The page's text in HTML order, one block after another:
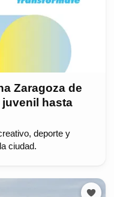
Zaragoza de
hasta
deporte y
ciudad.